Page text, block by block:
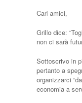
Cari amici,
Grillo dice:
non ci sarà
Sottoscrivo in
pertanto a
organizzarci
economia a